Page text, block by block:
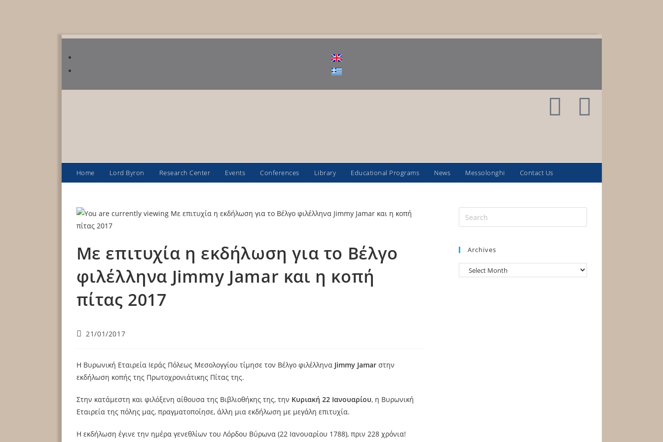
Home Lord Byron Research Center Events Conferences Library Educational Programs News Messolonghi Contact Us
Με επιτυχία η εκδήλωση για το Βέλγο
φιλέλληνα Jimmy Jamar και η κοπή
πίτας 2017
21/01/2017
Η Βυρωνική Εταιρεία Ιεράς Πόλεως Μεσολογγίου τίμησε τον Βέλγο φιλέλληναJimmy Jamar στην
εκδήλωση κοπής της Πρωτοχρονιάτικης Πίτας της.
Στην κατάμεστη και φιλόξενη αίθουσα της Βιβλιοθήκης της, την Κυριακή 22 Ιανουαρίου, η Βυρωνική
Εταιρεία της πόλης μας, πραγματοποίησε, άλλη μια εκδήλωση με μεγάλη επιτυχία.
Η εκδήλωση έγινε την ημέρα γενεθλίων του Λόρδου Βύρωνα (22 Ιανουαρίου 1788), πριν 228 χρόνια!
Archives